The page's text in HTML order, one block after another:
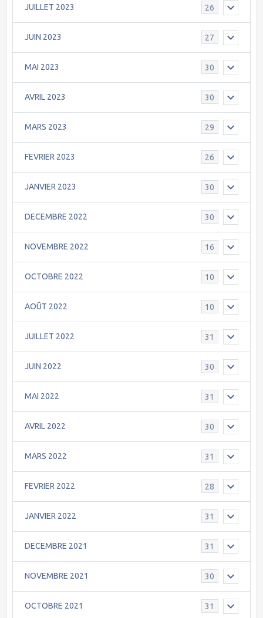
JUILLET 2023 26
JUIN 2023 27
MAI 2023 30
AVRIL 2023 30
MARS 2023 29
FEVRIER 2023 26
JANVIER 2023 30
DECEMBRE 2022 30
NOVEMBRE 2022 16
OCTOBRE 2022 10
AOÛT 2022 10
JUILLET 2022 31
JUIN 2022 30
MAI 2022 31
AVRIL 2022 30
MARS 2022 31
FEVRIER 2022 28
JANVIER 2022 31
DECEMBRE 2021 31
NOVEMBRE 2021 30
OCTOBRE 2021 31